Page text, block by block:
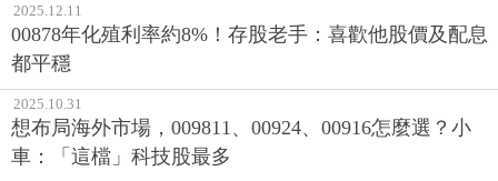
2025.12.11
00878年化殖利率約8%！存股老手：喜歡他股價及配息
都平穩
2025.10.31
想布局海外市場，009811、00924、00916怎麼選？小
車：「這檔」科技股最多